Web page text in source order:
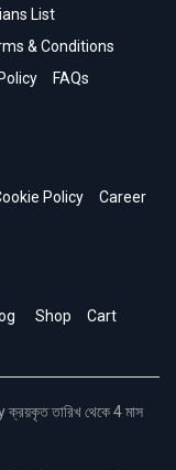
List
& Conditions
FAQs
Policy Career
Shop Cart
তারিখ থেকে 4 মাস